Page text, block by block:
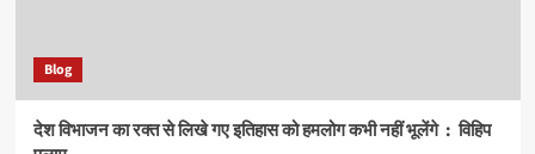
Blog
देश विभाजन का रक्त से लिखे गए इतिहास को हमलोग कभी नहीं भूलेंगे : विहिप